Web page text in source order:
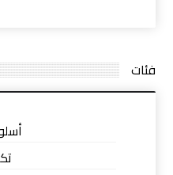
فئات